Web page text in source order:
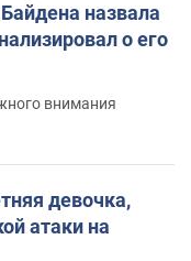
назвала
о его
внимания
девочка,
атаки на